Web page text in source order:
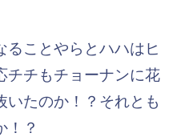
ることやらとハハはヒ
チチもチョーナンに花
いたのか！？それとも
！？